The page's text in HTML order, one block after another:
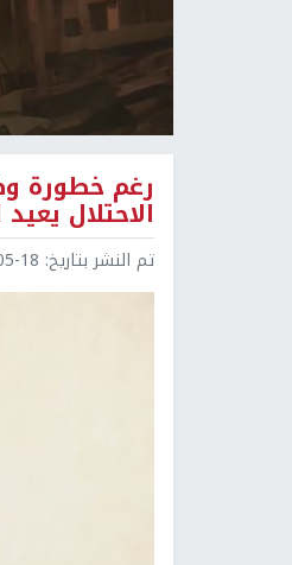
رغم خطورة
الاحتلال
تم النشر بتاريخ: 09:56